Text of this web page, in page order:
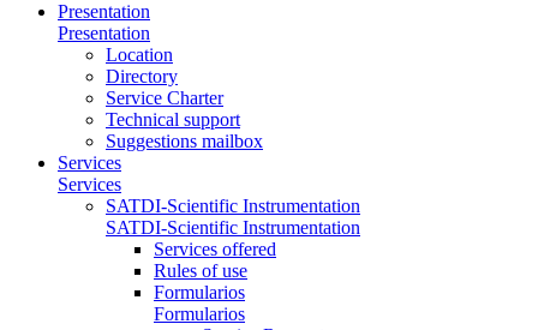
Presentation
Presentation
Location
Directory
Service Charter
Technical support
Suggestions mailbox
Services
Services
SATDI-Scientific Instrumentation
SATDI-Scientific Instrumentation
Services offered
Rules of use
Formularios
Formularios